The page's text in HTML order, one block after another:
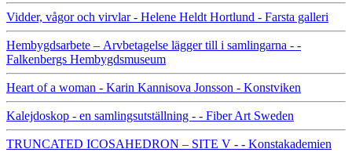
Vidder, vågor och virvlar - Helene Heldt Hortlund - Farsta galleri
Hembygdsarbete – Arvbetagelse lägger till i samlingarna - -
Falkenbergs Hembygdsmuseum
Heart of a woman - Karin Kannisova Jonsson - Konstviken
Kalejdoskop - en samlingsutställning - - Fiber Art Sweden
TRUNCATED ICOSAHEDRON – SITE V - - Konstakademien